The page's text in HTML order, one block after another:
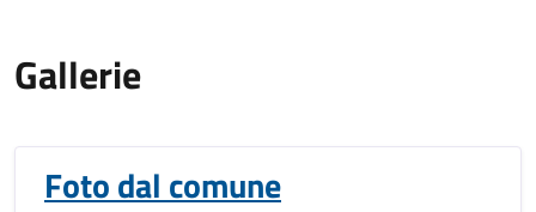
Gallerie
Foto dal comune